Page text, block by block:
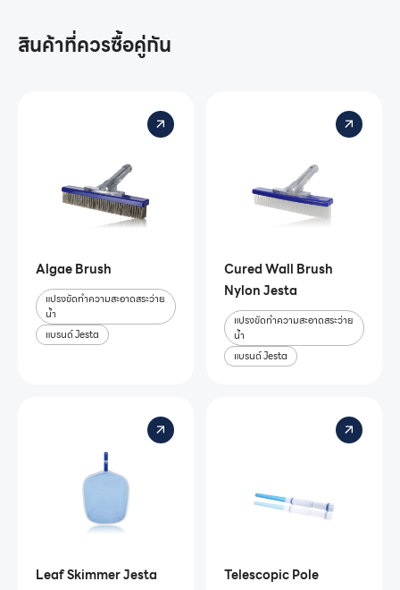
สินค้าที่ควรซื้อคู่กัน
Algae Brush
แปรงขัดทำความสะอาดสระว่าย
น้ำ
แบรนด์ Jesta
Cured Wall Brush
Nylon Jesta
แปรงขัดทำความสะอาดสระว่าย
น้ำ
แบรนด์ Jesta
Leaf Skimmer Jesta Telescopic Pole